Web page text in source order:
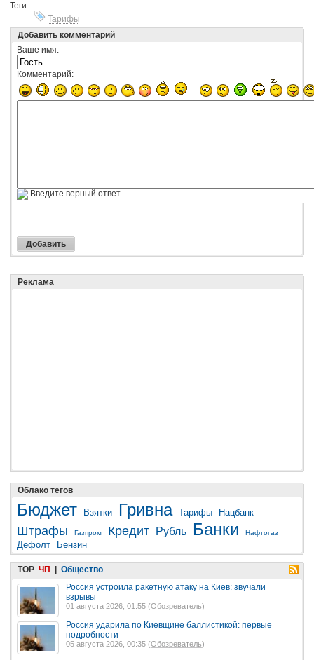
Теги:
Тарифы
Добавить комментарий
Ваше имя:
Комментарий:
Введите верный ответ
Реклама
Облако тегов
Бюджет Взятки Гривна Тарифы Нацбанк
Штрафы Газпром Кредит Рубль Банки Нафтогаз
Дефолт Бензин
TOP ЧП
Общество
Россия устроила ракетную атаку на Киев: звучали
взрывы
01 августа 2026, 01:55 (Обозреватель)
Россия ударила по Киевщине баллистикой: первые
подробности
05 августа 2026, 00:35 (Обозреватель)